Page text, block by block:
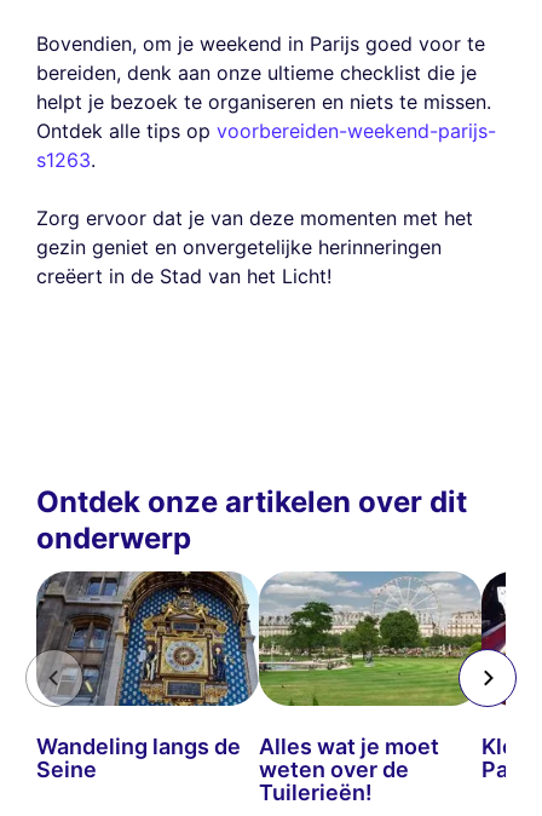
Bovendien, om je weekend in Parijs goed voor te
bereiden, denk aan onze ultieme checklist die je
helpt je bezoek te organiseren en niets te missen.
Ontdek alle tips op voorbereiden-weekend-parijs-
s1263.
Zorg ervoor dat je van deze momenten met het
gezin geniet en onvergetelijke herinneringen
creëert in de Stad van het Licht!
Ontdek onze artikelen over dit
onderwerp
Wandeling langs de
Seine
Alles wat je moet
weten over de
Tuilerieën!
Parijs